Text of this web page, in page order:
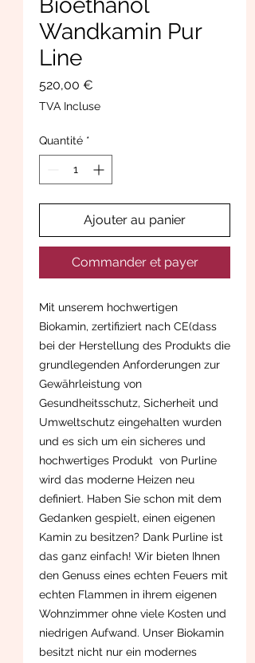
Wandkamin Pur
Line
520,00 €
TVA Incluse
Quantité *
Ajouter au panier
Commander et payer
Mit unserem hochwertigen
Biokamin, zertifiziert nach CE(dass
bei der Herstellung des Produkts die
grundlegenden Anforderungen zur
Gewährleistung von
Gesundheitsschutz, Sicherheit und
Umweltschutz eingehalten wurden
und es sich um ein sicheres und
hochwertiges Produkt von Purline
wird das moderne Heizen neu
definiert. Haben Sie schon mit dem
Gedanken gespielt, einen eigenen
Kamin zu besitzen? Dank Purline ist
das ganz einfach! Wir bieten Ihnen
den Genuss eines echten Feuers mit
echten Flammen in ihrem eigenen
Wohnzimmer ohne viele Kosten und
niedrigen Aufwand. Unser Biokamin
besitzt nicht nur ein modernes